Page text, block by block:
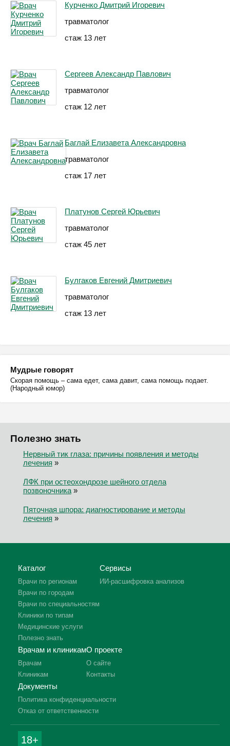
Курченко Дмитрий Игоревич
травматолог
стаж 13 лет
Сергеев Александр Павлович
травматолог
стаж 12 лет
Баглай Елизавета Александровна
травматолог
стаж 17 лет
Платунов Сергей Юрьевич
травматолог
стаж 45 лет
Булгаков Евгений Дмитриевич
травматолог
стаж 13 лет
Мудрые говорят
Скорая помощь – сама едет, сама давит, сама помощь подает.
(Народный юмор)
Полезно знать
Нервный тик глаза: причины появления и методы
лечения »
ЛФК при остеохондрозе шейного отдела
позвоночника»
Пяточная шпора: диагностирование и методы
лечения »
Каталог
Врачи по регионам
Врачи по городам
Врачи по специальностям
Клиники по типам
Медицинские услуги
Полезно знать
Сервисы
ИИ-расшифровка анализов
Врачам и клиникам
Врачам
Клиникам
О проекте
О сайте
Контакты
Документы
Политика конфиденциальности
Отказ от ответственности
18+